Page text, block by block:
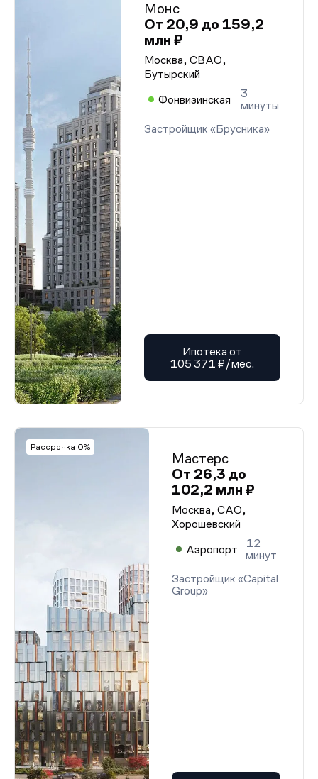
Монс
От 20,9 до 159,2
млн ₽
Москва, СВАО,
Бутырский
Фонвизинская
3
минуты
Застройщик «Брусника»
Ипотека от
105 371 ₽/мес.
Рассрочка 0%
Мастерс
От 26,3 до
102,2 млн ₽
Москва, САО,
Хорошевский
Аэропорт
12
минут
Застройщик «Capital
Group»